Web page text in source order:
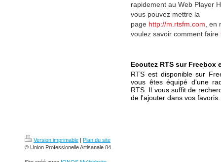
rapidement au Web Player
vous pouvez mettre la
page http://m.rtsfm.com, en
voulez savoir comment faire
Ecoutez RTS sur Freebox
RTS est disponible sur
vous êtes équipé d'une
RTS. Il vous suffit de
de l'ajouter dans vos favoris.
Version imprimable | Plan du site
© Union Professionelle Artisanale 84